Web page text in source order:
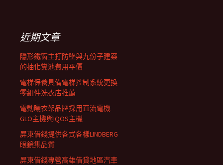
列近期文章
隱形鐵窗主打防墜與九份子建案
的抽化糞池費用平價
電梯保養具備電梯控制系統更換
零組件洗衣店推薦
電動曬衣架品牌採用直流電機
GLO主機與IQOS主機
屏東借錢提供各式各樣LINDBERG
眼鏡集品質
屏東借錢專營高雄借貸地區汽車